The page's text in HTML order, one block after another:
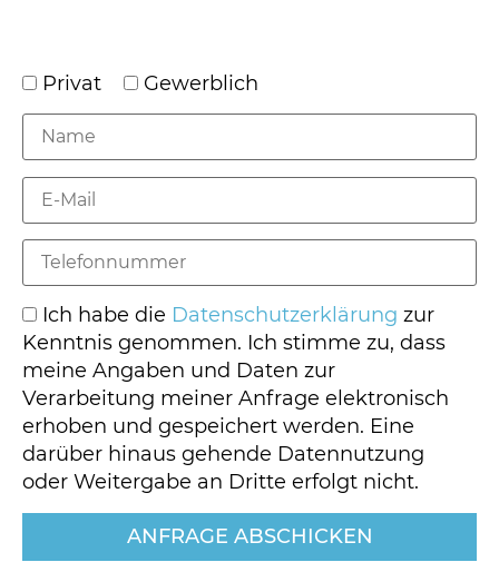
Privat Gewerblich
Ich habe die Datenschutzerklärung zur
Kenntnis genommen. Ich stimme zu, dass
meine Angaben und Daten zur
Verarbeitung meiner Anfrage elektronisch
erhoben und gespeichert werden. Eine
darüber hinaus gehende Datennutzung
oder Weitergabe an Dritte erfolgt nicht.